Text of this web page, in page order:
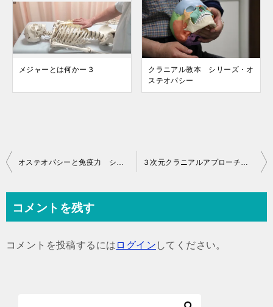
メジャーとは何かー３
クラニアル教本 シリーズ・オ
ステオパシー
投
ビ
オステオパシーと免疫力 シリーズ・オステオパシー ３次元クラニアルアプローチ シリーズ・オステオパシー
コメントを残す
コメントを投稿するには ログイン してください。